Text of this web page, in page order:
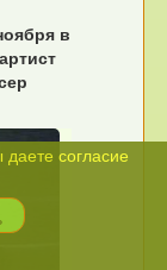
в
согласие